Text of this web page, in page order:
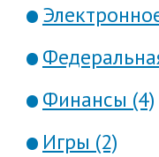
Финансы (4)
Игры (2)